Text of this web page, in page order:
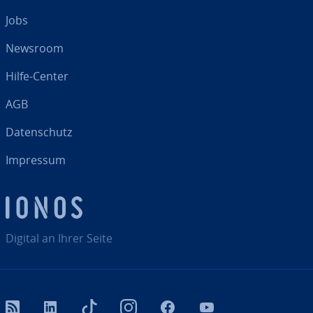
Digital an Ihrer Seite
Jobs
Newsroom
Hilfe-Center
AGB
Da­ten­schutz
Impressum
RSS LinkedIn tiktok InstagramFacebook